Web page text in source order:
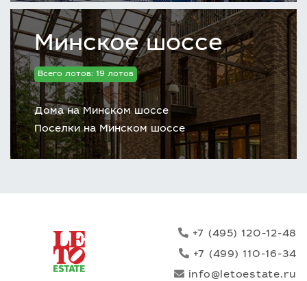
Минское шоссе
Всего лотов: 19 лотов
Дома на Минском шоссе
Поселки на Минском шоссе
+7 (495) 120-12-48
+7 (499) 110-16-34
info@letoestate.ru